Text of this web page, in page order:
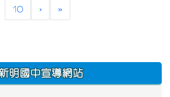
10 › »
明國中宣導網站